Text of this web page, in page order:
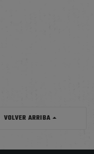
VOLVER ARRIBA